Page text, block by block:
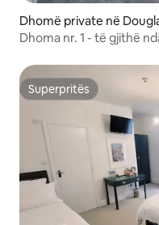
Dhomë private në
Dhoma nr. 1 - të gjithë
Superpritës
Superpritës